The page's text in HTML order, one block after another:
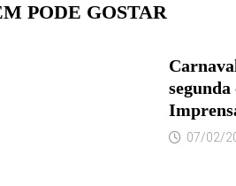
PODE GOSTAR
07/02/